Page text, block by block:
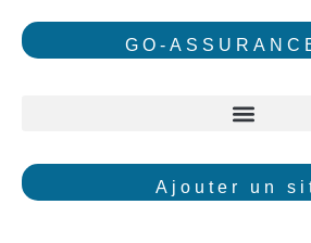
GO-
Ajouter un